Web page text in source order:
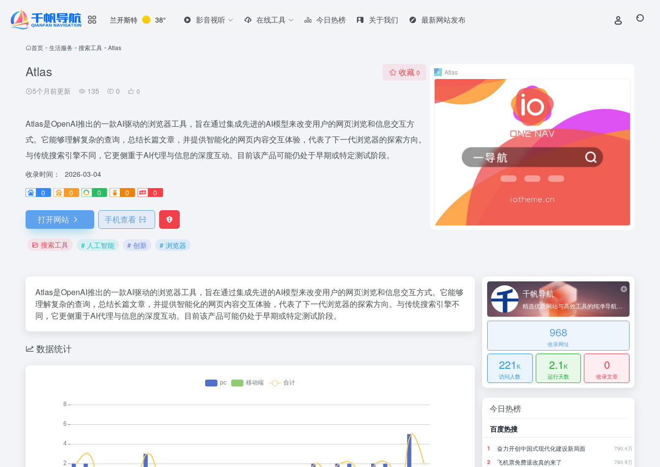
兰开斯特 38° 影音视听 在线工具 今日热榜 关于我们 最新网站发布
首页 • 生活服务 • 搜索工具 • Atlas
Atlas
5个月前更新 135 0 0
收藏 0
Atlas是OpenAI推出的一款AI驱动的浏览器工具，旨在通过集成先进的AI模型来改变用户的网页浏览和信息交互方
式。它能够理解复杂的查询，总结长篇文章，并提供智能化的网页内容交互体验，代表了下一代浏览器的探索方向。
与传统搜索引擎不同，它更侧重于AI代理与信息的深度互动。目前该产品可能仍处于早期或特定测试阶段。
收录时间：
2026-03-04
0
0 0 0 0
打开网站 手机查看
搜索工具 # 人工智能 # 创新 # 浏览器
Atlas
Atlas是OpenAI推出的一款AI驱动的浏览器工具，旨在通过集成先进的AI模型来改变用户的网页浏览和信息交互方式。它能够
理解复杂的查询，总结长篇文章，并提供智能化的网页内容交互体验，代表了下一代浏览器的探索方向。与传统搜索引擎不
同，它更侧重于AI代理与信息的深度互动。目前该产品可能仍处于早期或特定测试阶段。
数据统计
千帆导航
精选优质网站与高效工具的纯净导航平台
968
收录网址
221 K
访问人数
2.1 K
运行天数
0
收录文章
今日热榜
2
百度热搜
1 奋力开创中国式现代化建设新局面 790.4万
2 飞机票免费退改真的来了 780.9万